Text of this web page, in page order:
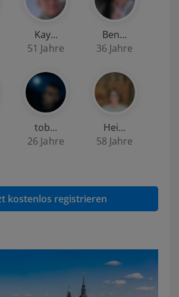
Kay…
51 Jahre
Ben…
36 Jahre
tob…
26 Jahre
Hei…
58 Jahre
kostenlos registrieren